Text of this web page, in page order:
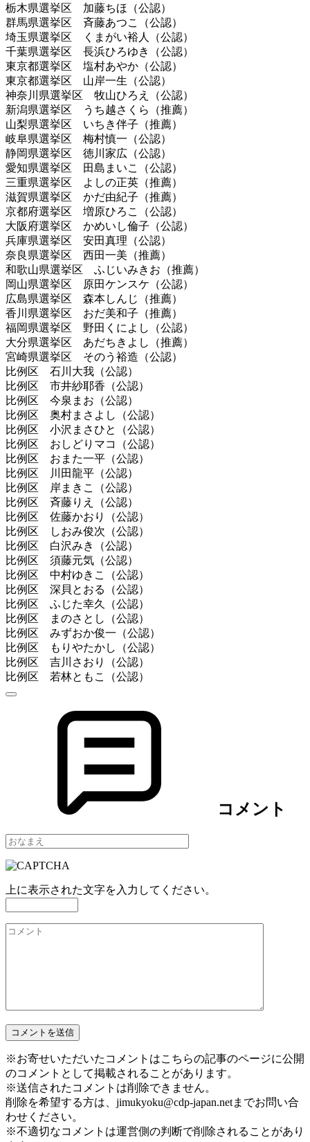
栃木県選挙区 加藤ちほ（公認）
群馬県選挙区 斉藤あつこ（公認）
埼玉県選挙区 くまがい裕人（公認）
千葉県選挙区 長浜ひろゆき（公認）
東京都選挙区 塩村あやか（公認）
東京都選挙区 山岸一生（公認）
神奈川県選挙区 牧山ひろえ（公認）
新潟県選挙区 うち越さくら（推薦）
山梨県選挙区 いちき伴子（推薦）
岐阜県選挙区 梅村慎一（公認）
静岡県選挙区 徳川家広（公認）
愛知県選挙区 田島まいこ（公認）
三重県選挙区 よしの正英（推薦）
滋賀県選挙区 かだ由紀子（推薦）
京都府選挙区 増原ひろこ（公認）
大阪府選挙区 かめいし倫子（公認）
兵庫県選挙区 安田真理（公認）
奈良県選挙区 西田一美（推薦）
和歌山県選挙区 ふじいみきお（推薦）
岡山県選挙区 原田ケンスケ（公認）
広島県選挙区 森本しんじ（推薦）
香川県選挙区 おだ美和子（推薦）
福岡県選挙区 野田くによし（公認）
大分県選挙区 あだちきよし（推薦）
宮崎県選挙区 そのう裕造（公認）
比例区 石川大我（公認）
比例区 市井紗耶香（公認）
比例区 今泉まお（公認）
比例区 奥村まさよし（公認）
比例区 小沢まさひと（公認）
比例区 おしどりマコ（公認）
比例区 おまた一平（公認）
比例区 川田龍平（公認）
比例区 岸まきこ（公認）
比例区 斉藤りえ（公認）
比例区 佐藤かおり（公認）
比例区 しおみ俊次（公認）
比例区 白沢みき（公認）
比例区 須藤元気（公認）
比例区 中村ゆきこ（公認）
比例区 深貝とおる（公認）
比例区 ふじた幸久（公認）
比例区 まのさとし（公認）
比例区 みずおか俊一（公認）
比例区 もりやたかし（公認）
比例区 吉川さおり（公認）
比例区 若林ともこ（公認）
コメント
上に表示された文字を入力してください。
※お寄せいただいたコメントはこちらの記事のページに公開
のコメントとして掲載されることがあります。
※送信されたコメントは削除できません。
削除を希望する方は、jimukyoku@cdp-japan.netまでお問い合
わせください。
※不適切なコメントは運営側の判断で削除されることがあり